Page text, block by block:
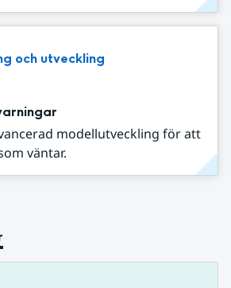
och utveckling
modellutveckling för att
väntar.